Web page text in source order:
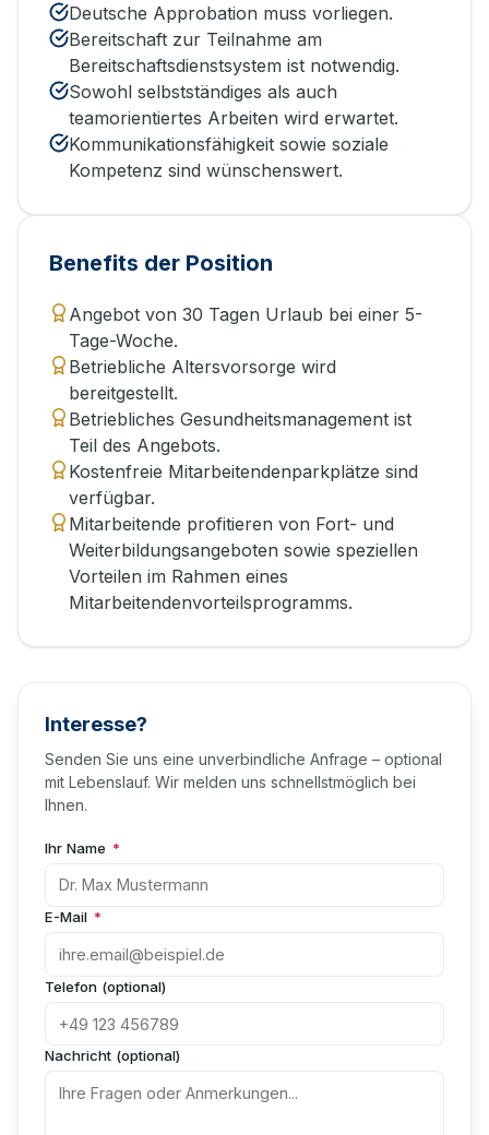
Deutsche Approbation muss vorliegen.
Bereitschaft zur Teilnahme am
Bereitschaftsdienstsystem ist notwendig.
Sowohl selbstständiges als auch
teamorientiertes Arbeiten wird erwartet.
Kommunikationsfähigkeit sowie soziale
Kompetenz sind wünschenswert.
Benefits der Position
Angebot von 30 Tagen Urlaub bei einer 5-
Tage-Woche.
Betriebliche Altersvorsorge wird
bereitgestellt.
Betriebliches Gesundheitsmanagement ist
Teil des Angebots.
Kostenfreie Mitarbeitendenparkplätze sind
verfügbar.
Mitarbeitende profitieren von Fort- und
Weiterbildungsangeboten sowie speziellen
Vorteilen im Rahmen eines
Mitarbeitendenvorteilsprogramms.
Interesse?
Senden Sie uns eine unverbindliche Anfrage – optional
mit Lebenslauf. Wir melden uns schnellstmöglich bei
Ihnen.
Ihr Name *
E-Mail *
Telefon (optional)
Nachricht (optional)